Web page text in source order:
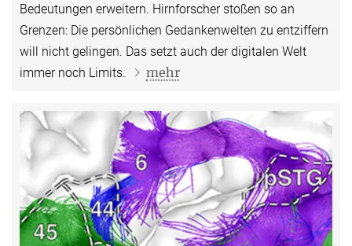
Bedeutungen erweitern. Hirnforscher stoßen so an
Grenzen: Die persönlichen Gedankenwelten zu entziffern
will nicht gelingen. Das setzt auch der digitalen Welt
immer noch Limits.
mehr